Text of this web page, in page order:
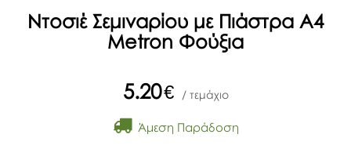
Ντοσιέ Σεμιναρίου με Πιάστρα Α4
Metron Φούξια
5.20€ / τεμάχιο
Άμεση Παράδοση